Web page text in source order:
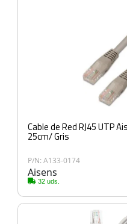
Cable de Red RJ45 UTP
25cm/ Gris
P/N: A133-0174
Aisens
32 uds.